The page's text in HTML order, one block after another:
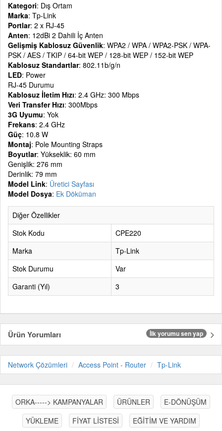
Kategori: Dış Ortam
Marka: Tp-Link
Portlar: 2 x RJ-45
Anten: 12dBi 2 Dahili İç Anten
Gelişmiş Kablosuz Güvenlik: WPA2 / WPA / WPA2-PSK / WPA-
PSK / AES / TKIP / 64-bit WEP / 128-bit WEP / 152-bit WEP
Kablosuz Standartlar: 802.11b/g/n
LED: Power
RJ-45 Durumu
Kablosuz İletim Hızı: 2.4 GHz: 300 Mbps
Veri Transfer Hızı: 300Mbps
3G Uyumu: Yok
Frekans: 2.4 GHz
Güç: 10.8 W
Montaj: Pole Mounting Straps
Boyutlar: Yükseklik: 60 mm
Genişlik: 276 mm
Derinlik: 79 mm
Model Link: Üretici Sayfası
Model Dosya: Ek Döküman
Diğer Özellikler
Stok Kodu
CPE220
Marka
Tp-Link
Stok Durumu
Var
Garanti (Yıl)
3
Ürün Yorumları İlk yorumu sen yap
Network Çözümleri Access Point - Router Tp-Link
ORKA-----> KAMPANYALAR ÜRÜNLER
E-DÖNÜŞÜM
YÜKLEME
FİYAT LİSTESİ EĞİTİM VE YARDIM